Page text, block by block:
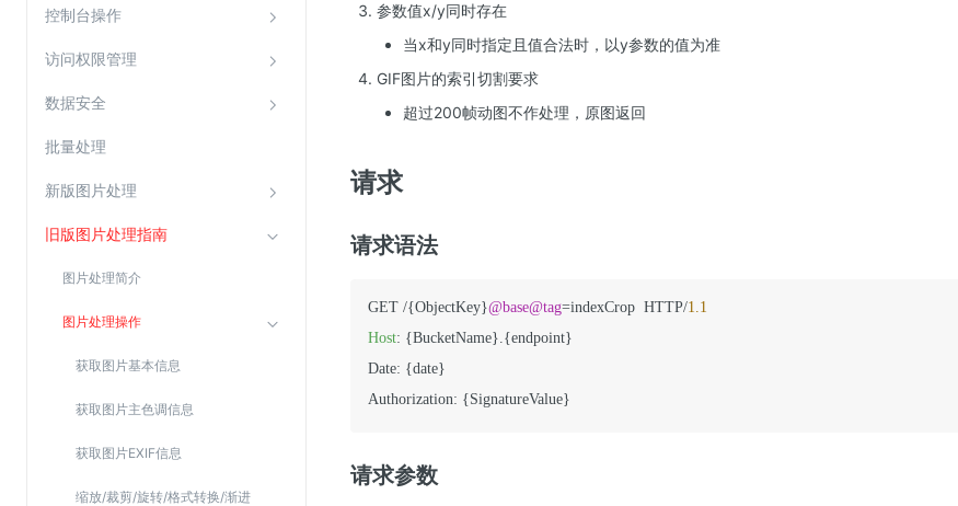
控制台操作
访问权限管理
数据安全
批量处理
新版图片处理
旧版图片处理指南
图片处理简介
图片处理操作
获取图片基本信息
获取图片主色调信息
获取图片EXIF信息
缩放/裁剪/旋转/格式转换/渐进
渗透测试
云堡垒机
高防IP(KAD)
Web应用防火墙(WAF)
密钥管理服务
参数值x/y同时存在
当x和y同时指定且值合法时，以y参数的值为准
GIF图片的索引切割要求
超过200帧动图不作处理，原图返回
请求
请求语法
GET /{ObjectKey}@base@tag=indexCrop  HTTP/1.1
Host: {BucketName}.{endpoint}
Date: {date}
Authorization: {SignatureValue}
请求参数